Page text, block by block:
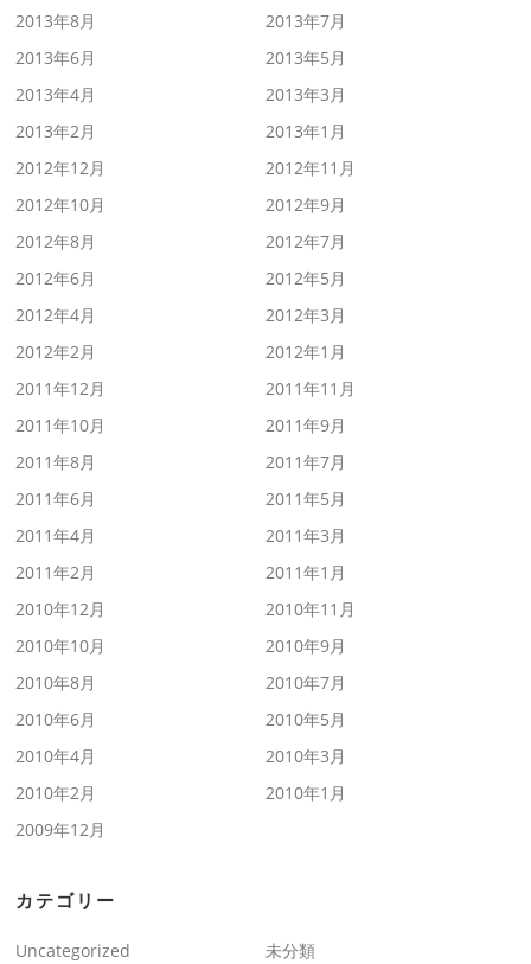
2013年8月
2013年7月
2013年6月
2013年5月
2013年4月
2013年3月
2013年2月
2013年1月
2012年12月
2012年11月
2012年10月
2012年9月
2012年8月
2012年7月
2012年6月
2012年5月
2012年4月
2012年3月
2012年2月
2012年1月
2011年12月
2011年11月
2011年10月
2011年9月
2011年8月
2011年7月
2011年6月
2011年5月
2011年4月
2011年3月
2011年2月
2011年1月
2010年12月
2010年11月
2010年10月
2010年9月
2010年8月
2010年7月
2010年6月
2010年5月
2010年4月
2010年3月
2010年2月
2010年1月
2009年12月
カテゴリー
Uncategorized
未分類